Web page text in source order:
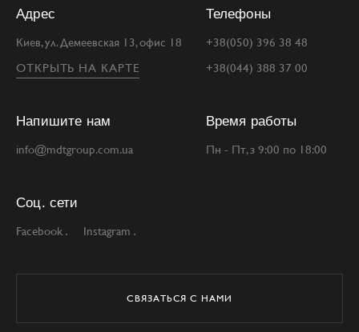
Адрес
Киев, ул. Демеевская 13, офис 18
ОТКРЫТЬ НА КАРТЕ
Телефоны
+38(050) 396 38 48
+38(044) 388 37 00
Напишите нам
info@mdtgroup.com.ua
Время работы
Пн - Пт, з 9:00 по 18:00
Соц. сети
Facebook Instagram
СВЯЗАТЬСЯ С НАМИ